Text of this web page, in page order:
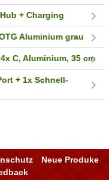
+ Charging
Aluminium grau
C, Aluminium, 35 cm
+ 1x Schnell-
Neue Produke